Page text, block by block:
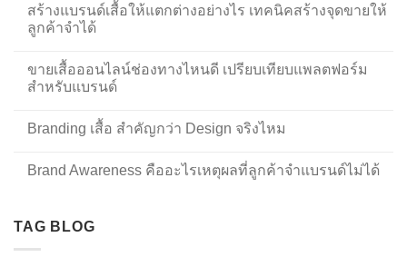
สร้างแบรนด์เสื้อให้แตกต่างอย่างไร เทคนิคสร้างจุดขายให้
ลูกค้าจำได้
ขายเสื้อออนไลน์ช่องทางไหนดี เปรียบเทียบแพลตฟอร์ม
สำหรับแบรนด์
Branding เสื้อ สำคัญกว่า Design จริงไหม
Brand Awareness คืออะไรเหตุผลที่ลูกค้าจำแบรนด์ไม่ได้
TAG BLOG